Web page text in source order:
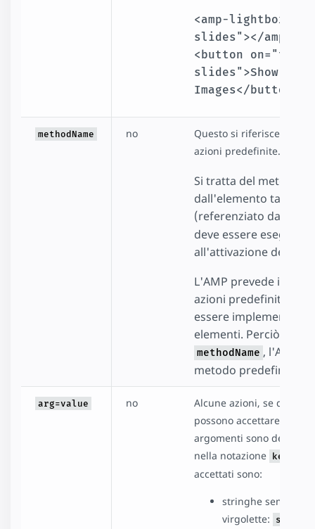
<amp-lightbox
slides"></amp-
<button
slides">Show
Images</button>
methodName no
Questo si riferisce ad
azioni predefinite.
Si tratta del metodo
dall'elemento target
(referenziato da
deve essere eseguito
all'attivazione
L'AMP prevede il
azioni predefinite che
essere implementate
elementi. Perciò
methodName , l'AMP
metodo predefinito.
arg=value no
Alcune azioni, se
possono accettare
argomenti sono definiti
nella notazione
accettati sono:
stringhe semplici
virgolette: